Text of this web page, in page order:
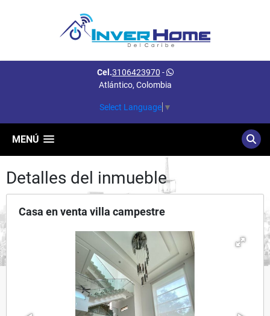
Cel.3106423970 -
Atlántico, Colombia
Select Language ▼
MENÚ
Detalles del inmueble
Casa en venta villa campestre